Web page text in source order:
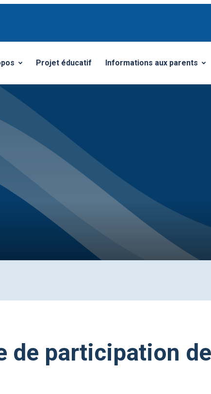
Fermer le sous-menu
Projet éducatif Informations aux parents
Ouvrir/Fermer le sous-menu
de participation